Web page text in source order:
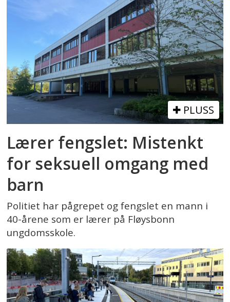
PLUSS
Lærer fengslet: Mistenkt
for seksuell omgang med
barn
Politiet har pågrepet og fengslet en mann i
40-årene som er lærer på Fløysbonn
ungdomsskole.